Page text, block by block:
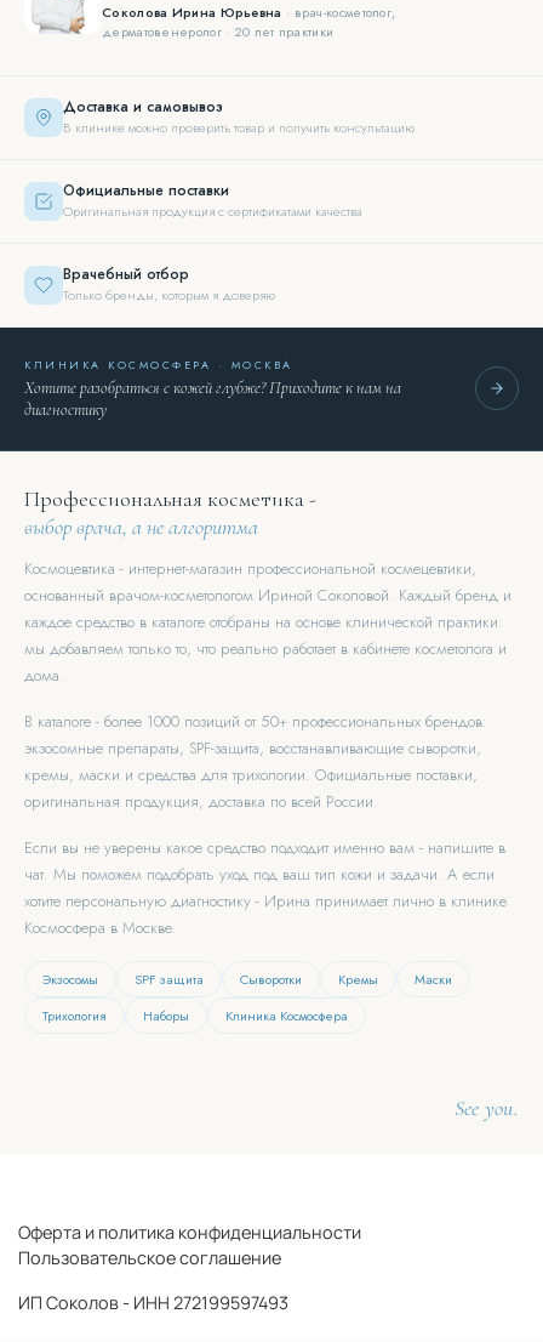
Соколова Ирина Юрьевна · врач-косметолог,
дерматовенеролог · 20 лет практики
Доставка и самовывоз
В клинике можно проверить товар и получить консультацию
Официальные поставки
Оригинальная продукция с сертификатами качества
Врачебный отбор
Только бренды, которым я доверяю
КЛИНИКА КОСМОСФЕРА · МОСКВА
Хотите разобраться с кожей глубже? Приходите к нам на
диагностику
Профессиональная косметика -
выбор врача, а не алгоритма
Космоцевтика - интернет-магазин профессиональной космецевтики,
основанный врачом-косметологом Ириной Соколовой. Каждый бренд и
каждое средство в каталоге отобраны на основе клинической практики:
мы добавляем только то, что реально работает в кабинете косметолога и
дома.
В каталоге - более 1000 позиций от 50+ профессиональных брендов:
экзосомные препараты, SPF-защита, восстанавливающие сыворотки,
кремы, маски и средства для трихологии. Официальные поставки,
оригинальная продукция, доставка по всей России.
Если вы не уверены какое средство подходит именно вам - напишите в
чат. Мы поможем подобрать уход под ваш тип кожи и задачи. А если
хотите персональную диагностику - Ирина принимает лично в клинике
Космосфера в Москве.
Экзосомы SPF защита Сыворотки Кремы
Маски
Трихология
Наборы Клиника Космосфера
See you.
Оферта и политика конфиденциальности
Пользовательское соглашение
ИП Соколов - ИНН 272199597493